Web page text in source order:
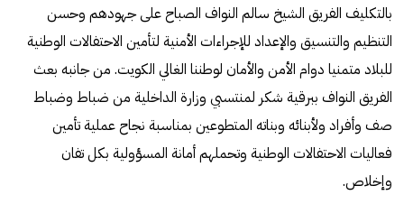
بالتكليف الفريق الشيخ سالم النواف الصباح على جهودهم وحسن
التنظيم والتنسيق والإعداد للإجراءات الأمنية لتأمين الاحتفالات الوطنية
للبلاد متمنيا دوام الأمن والأمان لوطننا الغالي الكويت. من جانبه بعث
الفريق النواف ببرقية شكر لمنتسبي وزارة الداخلية من ضباط وضباط
صف وأفراد ولأبنائه وبناته المتطوعين بمناسبة نجاح عملية تأمين
فعاليات الاحتفالات الوطنية وتحملهم أمانة المسؤولية بكل تفان
وإخلاص.